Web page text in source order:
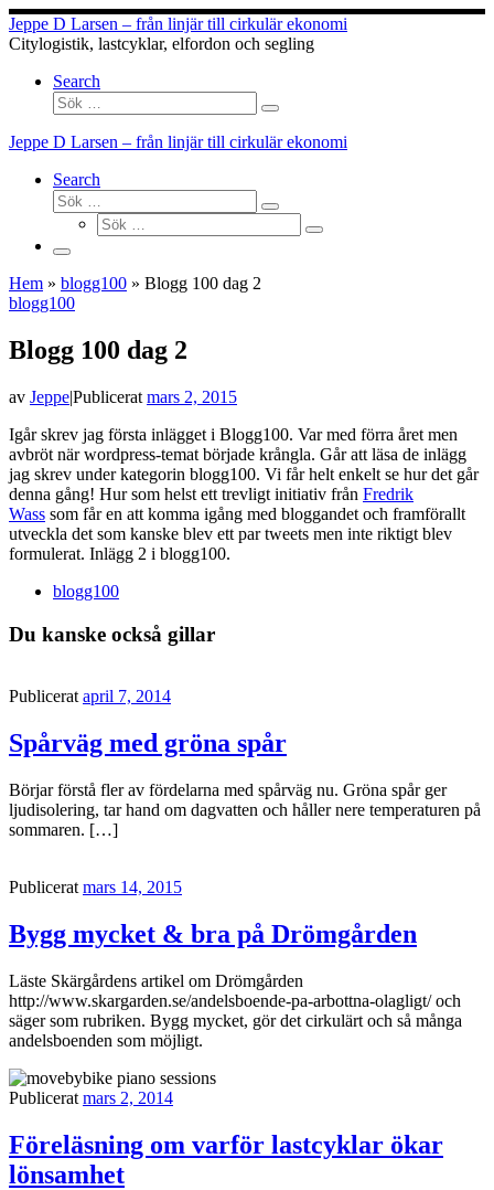
Hoppa
till
innehåll
Jeppe D Larsen – från linjär till cirkulär ekonomi
Citylogistik, lastcyklar, elfordon och segling
Search
Sök
Sök
…
Jeppe D Larsen – från linjär till cirkulär ekonomi
Search
Sök
Sök
Sök
Sök
Meny
Hem » blogg100 » Blogg 100 dag 2
blogg100
Blogg 100 dag 2
av Jeppe|Publicerat mars 2, 2015
Igår skrev jag första inlägget i Blogg100. Var med förra året men
avbröt när wordpress-temat började krångla. Går att läsa de inlägg
jag skrev under kategorin blogg100. Vi får helt enkelt se hur det går
denna gång! Hur som helst ett trevligt initiativ från Fredrik
Wass som får en att komma igång med bloggandet och framförallt
utveckla det som kanske blev ett par tweets men inte riktigt blev
formulerat. Inlägg 2 i blogg100.
blogg100
Du kanske också gillar
Publicerat april 7, 2014
Spårväg med gröna spår
Börjar förstå fler av fördelarna med spårväg nu. Gröna spår ger
ljudisolering, tar hand om dagvatten och håller nere temperaturen på
sommaren. […]
Publicerat mars 14, 2015
Bygg mycket & bra på Drömgården
Läste Skärgårdens artikel om Drömgården
http://www.skargarden.se/andelsboende-pa-arbottna-olagligt/ och
säger som rubriken. Bygg mycket, gör det cirkulärt och så många
andelsboenden som möjligt.
Publicerat mars 2, 2014
Föreläsning om varför lastcyklar ökar
lönsamhet